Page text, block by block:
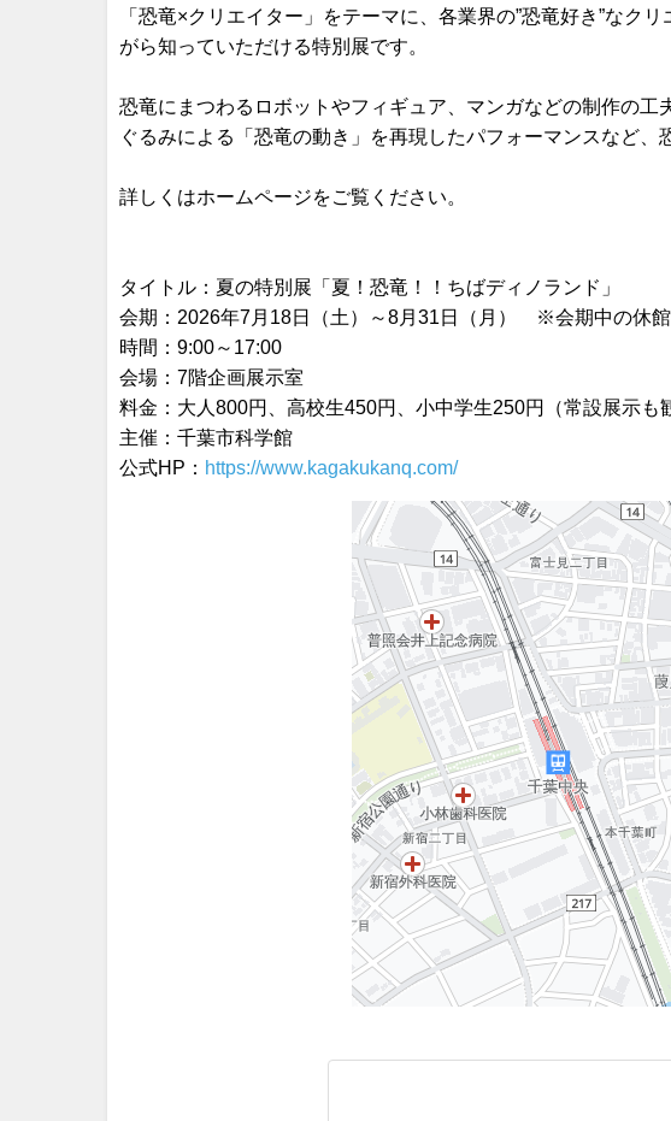
「恐竜×クリエイター」をテーマに、各業界の”恐竜好き”なク
がら知っていただける特別展です。
恐竜にまつわるロボットやフィギュア、マンガなどの制作の
ぐるみによる「恐竜の動き」を再現したパフォーマンスなど、
詳しくはホームページをご覧ください。
タイトル：夏の特別展「夏！恐竜！！ちばディノランド」
会期：2026年7月18日（土）～8月31日（月） ※会期中の休館
時間：9:00～17:00
会場：7階企画展示室
料金：大人800円、高校生450円、小中学生250円（常設展示も
主催：千葉市科学館
公式HP： https://www.kagakukanq.com/